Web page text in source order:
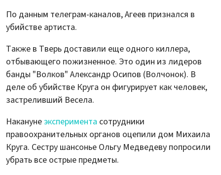
По данным телеграм-каналов, Агеев признался в
убийстве артиста.
Также в Тверь доставили еще одного киллера,
отбывающего пожизненное. Это один из лидеров
банды "Волков" Александр Осипов (Волчонок). В
деле об убийстве Круга он фигурирует как человек,
застреливший Весела.
Наканунеэксперимента сотрудники
правоохранительных органов оцепили дом Михаила
Круга. Сестру шансонье Ольгу Медведеву попросили
убрать все острые предметы.